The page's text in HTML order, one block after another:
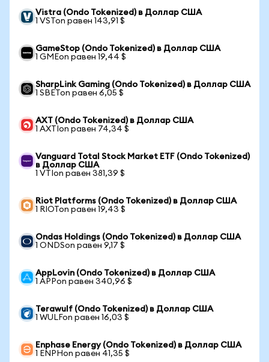
Vistra (Ondo Tokenized) в Доллар США
1 VSTon равен 143,91 $
GameStop (Ondo Tokenized) в Доллар США
1 GMEon равен 19,44 $
SharpLink Gaming (Ondo Tokenized) в Доллар США
1 SBETon равен 6,05 $
AXT (Ondo Tokenized) в Доллар США
1 AXTIon равен 74,34 $
Vanguard Total Stock Market ETF (Ondo Tokenized)
в Доллар США
1 VTIon равен 381,39 $
Riot Platforms (Ondo Tokenized) в Доллар США
1 RIOTon равен 19,43 $
Ondas Holdings (Ondo Tokenized) в Доллар США
1 ONDSon равен 9,17 $
AppLovin (Ondo Tokenized) в Доллар США
1 APPon равен 340,96 $
Terawulf (Ondo Tokenized) в Доллар США
1 WULFon равен 16,03 $
Enphase Energy (Ondo Tokenized) в Доллар США
1 ENPHon равен 41,35 $